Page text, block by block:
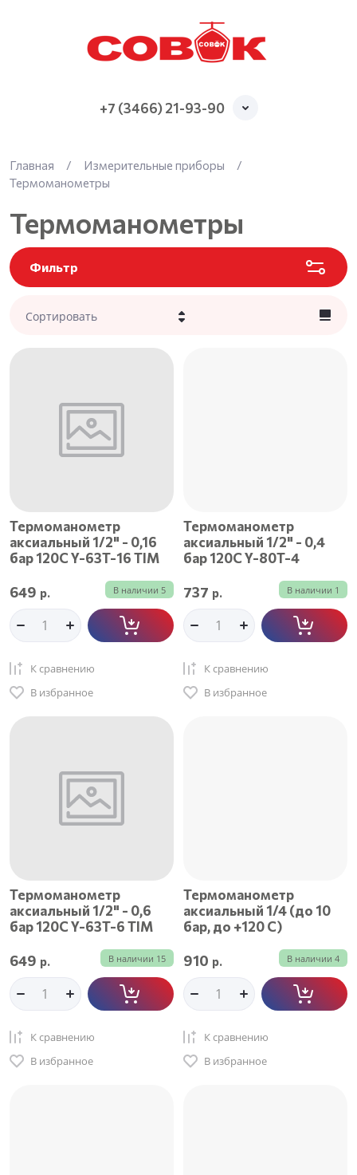
+7 (3466) 21-93-90
Главная / Измерительные приборы
/
Термоманометры
Термоманометры
Фильтр
Сортировать
Название - Я-А
Название - А-Я
Термоманометр
аксиальный 1/2" - 0,16
бар 120C Y-63T-16 TIM
В наличии 5
649 р.
К сравнению
В избранное
Термоманометр
аксиальный 1/2" - 0,4
бар 120C Y-80T-4
В наличии 1
737 р.
К сравнению
В избранное
Термоманометр
аксиальный 1/2" - 0,6
бар 120C Y-63T-6 TIM
В наличии 15
649 р.
К сравнению
В избранное
Термоманометр
аксиальный 1/4 (до 10
бар, до +120 С)
В наличии 4
910 р.
К сравнению
В избранное